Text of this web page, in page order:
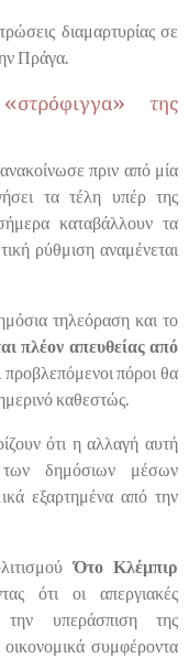
διαμαρτυρίας σε
Πράγα.
της
πριν από μία
τα τέλη υπέρ της
καταβάλλουν τα
ρύθμιση αναμένεται
τηλεόραση και το
πλέον απευθείας από
πόροι θα
καθεστώς.
ότι η αλλαγή αυτή
των δημόσιων μέσων
εξαρτημένα από την
Ότο Κλέμπιρ
ότι οι απεργιακές
την υπεράσπιση της
συμφέροντα